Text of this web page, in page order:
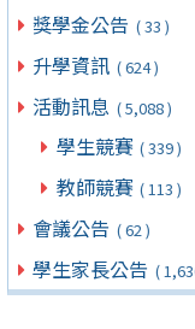
獎學金公告 ( 33 )
升學資訊 ( 624 )
活動訊息 ( 5,088 )
學生競賽 ( 339 )
教師競賽 ( 113 )
會議公告 ( 62 )
學生家長公告 (